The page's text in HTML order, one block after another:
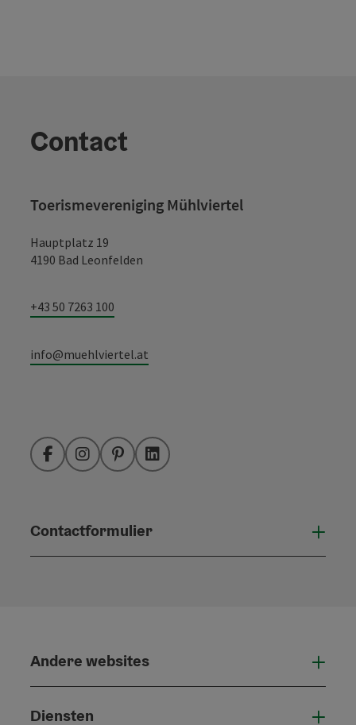
Contact
Toerismevereniging Mühlviertel
Hauptplatz 19
4190 Bad Leonfelden
+43 50 7263 100
info@muehlviertel.at
FacebookInstagramPinterestLinkedIn
Contactformulier
Andere websites
Diensten